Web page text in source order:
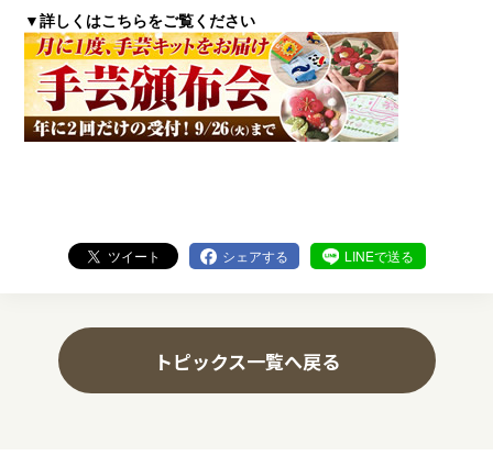
▼詳しくはこちらをご覧ください
ツイート シェアする LINEで送る
トピックス一覧へ戻る